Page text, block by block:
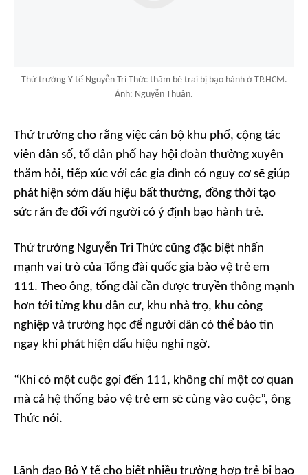
Thứ trưởng Y tế Nguyễn Tri Thức thăm bé trai bị bạo hành ở TP.HCM.
Ảnh: Nguyễn Thuận.
Thứ trưởng cho rằng việc cán bộ khu phố, cộng tác
viên dân số, tổ dân phố hay hội đoàn thường xuyên
thăm hỏi, tiếp xúc với các gia đình có nguy cơ sẽ giúp
phát hiện sớm dấu hiệu bất thường, đồng thời tạo
sức răn đe đối với người có ý định bạo hành trẻ.
Thứ trưởng Nguyễn Tri Thức cũng đặc biệt nhấn
mạnh vai trò của Tổng đài quốc gia bảo vệ trẻ em
111. Theo ông, tổng đài cần được truyền thông mạnh
hơn tới từng khu dân cư, khu nhà trọ, khu công
nghiệp và trường học để người dân có thể báo tin
ngay khi phát hiện dấu hiệu nghi ngờ.
“Khi có một cuộc gọi đến 111, không chỉ một cơ quan
mà cả hệ thống bảo vệ trẻ em sẽ cùng vào cuộc”, ông
Thức nói.
Lãnh đạo Bộ Y tế cho biết nhiều trường hợp trẻ bị bạo